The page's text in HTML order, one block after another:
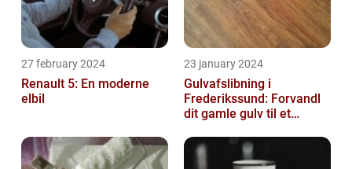
27 february 2024
Renault 5: En moderne
elbil
23 january 2024
Gulvafslibning i
Frederikssund: Forvandl
dit gamle gulv til et